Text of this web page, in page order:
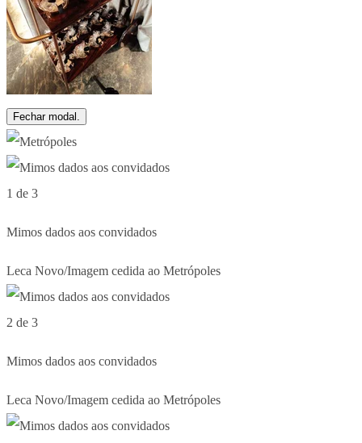
Fechar modal.
1 de 3
Mimos dados aos convidados
Leca Novo/Imagem cedida ao Metrópoles
2 de 3
Mimos dados aos convidados
Leca Novo/Imagem cedida ao Metrópoles